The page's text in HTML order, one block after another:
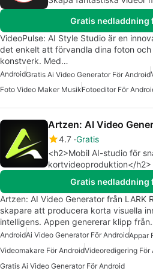
Gratis nedladdning
VideoPulse: AI Style Studio är en
det enkelt att förvandla dina foton
konstverk. Med…
AndroidGratis Ai Video Generator För Android
Foto Video Maker MusikFotoeditor För
Artzen: AI Video
4.7 Gratis
<h2>Mobil AI-studio för
kortvideoproduktion</h2>
Gratis nedladdning
Artzen: AI Video Generator från LARK
skapare att producera korta visuella
intelligens. Appen genererar klipp
AndroidAi Video Generator För Android
Videomakare För AndroidVideoredigering För
Gratis Ai Video Generator För Android